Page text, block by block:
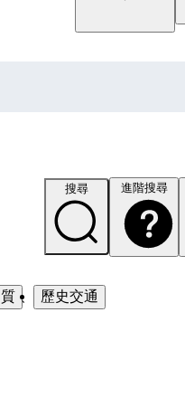
搜尋 進階搜尋
、 歷史交通